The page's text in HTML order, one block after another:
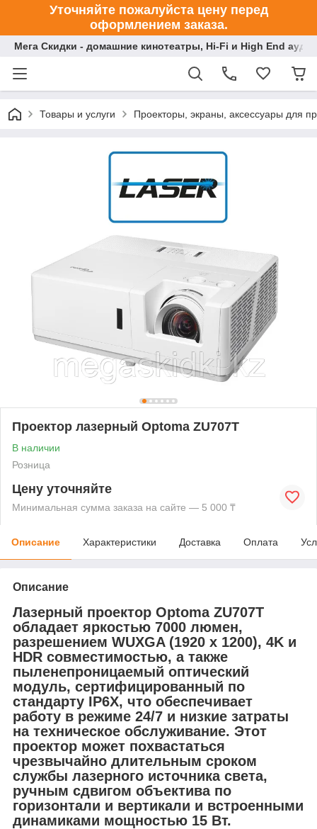
Уточняйте пожалуйста цену перед
оформлением заказа.
Мега Скидки - домашние кинотеатры, Hi-Fi и High End
Товары и услуги Проекторы, экраны, аксессуары для
Проектор лазерный Optoma ZU707T
В наличии
Розница
Цену уточняйте
Минимальная сумма заказа на сайте — 5 000 ₸
Описание Характеристики Доставка Оплата
Описание
Лазерный проектор Optoma ZU707T
обладает яркостью 7000 люмен,
разрешением WUXGA (1920 x 1200), 4K и
HDR совместимостью, а также
пыленепроницаемый оптический
модуль, сертифицированный по
стандарту IP6X, что обеспечивает
работу в режиме 24/7 и низкие затраты
на техническое обслуживание. Этот
проектор может похвастаться
чрезвычайно длительным сроком
службы лазерного источника света,
ручным сдвигом объектива по
горизонтали и вертикали и встроенными
динамиками мощностью 15 Вт.